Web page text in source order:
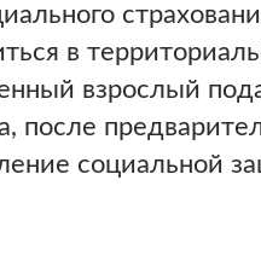
в
взрослый
социальной